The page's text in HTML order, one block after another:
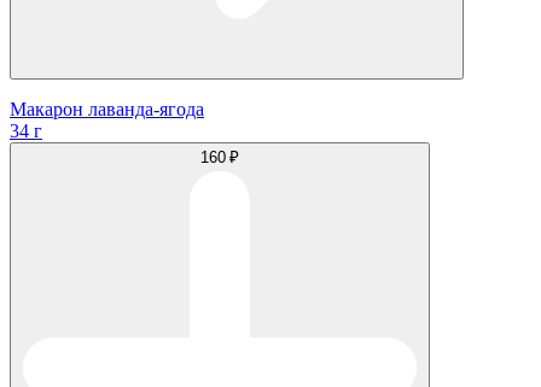
Макарон лаванда-ягода
34 г
160 ₽